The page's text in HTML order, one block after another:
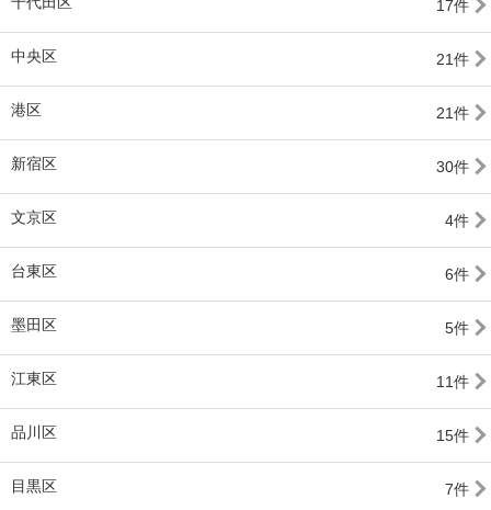
17件
中央区 21件
港区 21件
新宿区 30件
文京区 4件
台東区 6件
墨田区 5件
江東区 11件
品川区 15件
目黒区 7件